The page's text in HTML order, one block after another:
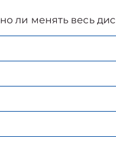
ли менять весь